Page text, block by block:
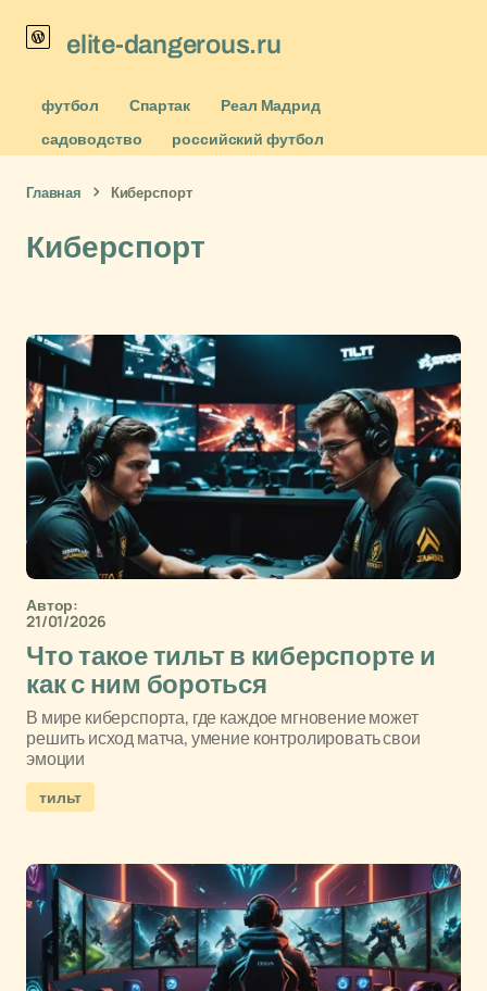
elite-dangerous.ru
футбол Спартак
Реал Мадрид
садоводство
российский футбол
Главная Киберспорт
Киберспорт
Автор:
21/01/2026
Что такое тильт в киберспорте и
как с ним бороться
В мире киберспорта, где каждое мгновение может
решить исход матча, умение контролировать свои
эмоции
тильт